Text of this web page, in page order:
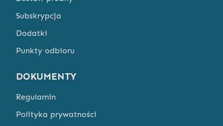
Subskrypcja
Dodatki
Punkty odbioru
DOKUMENTY
Regulamin
Polityka prywatności